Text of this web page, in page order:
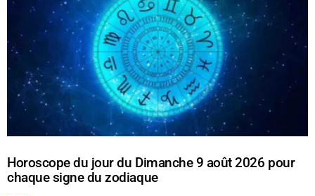
Horoscope du jour du Dimanche 9 août 2026 pour
chaque signe du zodiaque